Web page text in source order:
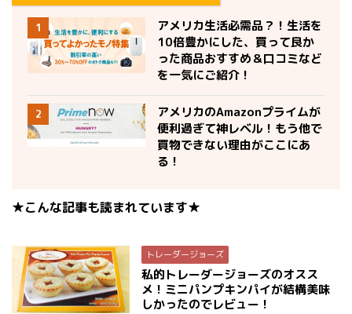
1
アメリカ生活必需品？！生活を
10倍豊かにした、買って良か
った商品おすすめ＆口コミなど
を一気にご紹介！
2
アメリカのAmazonプライムが
便利過ぎて神レベル！もう他で
買物できない理由がここにあ
る！
★こんな記事も読まれています★
トレーダージョーズ
私的トレーダージョーズのオスス
メ！ミニパンプキンパイが結構美味
しかったのでレビュー！